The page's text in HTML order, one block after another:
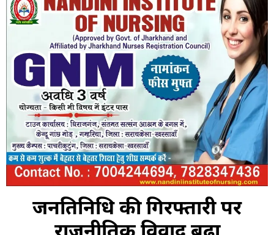
जनप्रतिनिधि की गिरफ्तारी पर